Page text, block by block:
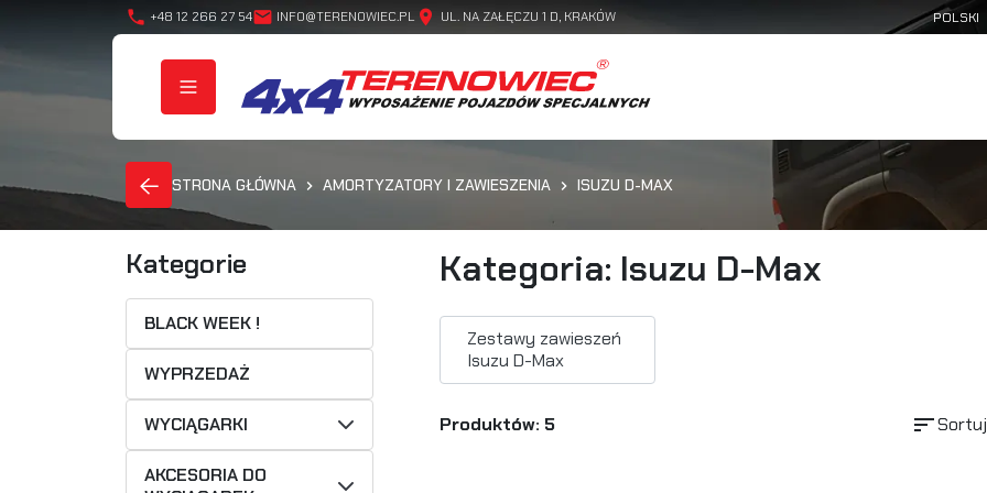
phone +48 12 266 27 54mail INFO@TERENOWIEC.PL location_on UL. NA ZAŁĘCZU 1 D, KRAKÓW
STRONA GŁÓWNA AMORTYZATORY I ZAWIESZENIA ISUZU D-MAX
Kategorie
BLACK WEEK !
WYPRZEDAŻ
WYCIĄGARKI
AKCESORIA DO
Kategoria: Isuzu D-Max
Zestawy zawieszeń
Isuzu D-Max
Produktów: 5 sort